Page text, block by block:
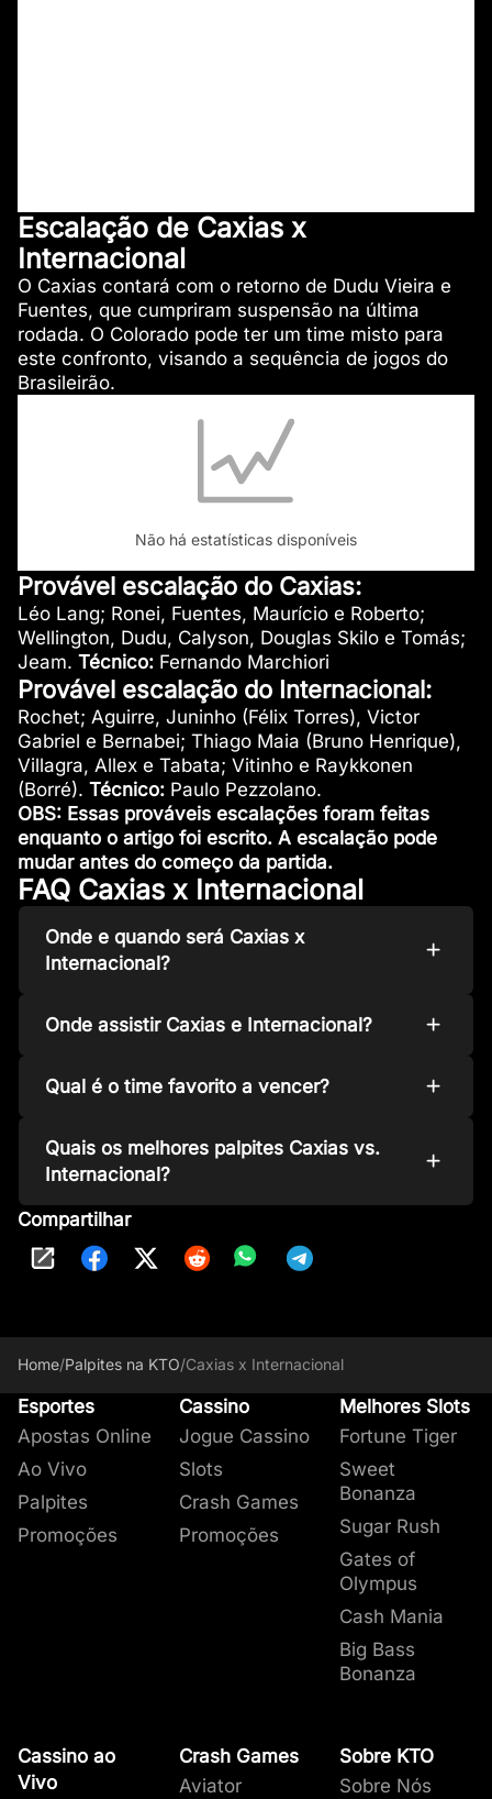
Escalação de Caxias x
Internacional
O Caxias contará com o retorno de Dudu Vieira e
Fuentes, que cumpriram suspensão na última
rodada. O Colorado pode ter um time misto para
este confronto, visando a sequência de jogos do
Brasileirão.
Não há estatísticas disponíveis
Provável escalação do Caxias:
Léo Lang; Ronei, Fuentes, Maurício e Roberto;
Wellington, Dudu, Calyson, Douglas Skilo e Tomás;
Jeam. Técnico: Fernando Marchiori
Provável escalação do Internacional:
Rochet; Aguirre, Juninho (Félix Torres), Victor
Gabriel e Bernabei; Thiago Maia (Bruno Henrique),
Villagra, Allex e Tabata; Vitinho e Raykkonen
(Borré). Técnico: Paulo Pezzolano.
OBS: Essas prováveis escalações foram feitas
enquanto o artigo foi escrito. A escalação pode
mudar antes do começo da partida.
FAQ Caxias x Internacional
Onde e quando será Caxias x
Internacional?
Onde assistir Caxias e Internacional?
Qual é o time favorito a vencer?
Quais os melhores palpites Caxias vs.
Internacional?
Compartilhar
Home/Palpites na KTO/Caxias x Internacional
Esportes
Apostas Online
Ao Vivo
Palpites
Promoções
Cassino
Jogue Cassino
Slots
Crash Games
Promoções
Melhores Slots
Fortune Tiger
Sweet
Bonanza
Sugar Rush
Gates of
Olympus
Cash Mania
Big Bass
Bonanza
Cassino ao
Vivo
Crash Games
Aviator
Sobre KTO
Sobre Nós